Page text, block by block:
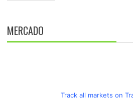
MERCADO
Track all markets on